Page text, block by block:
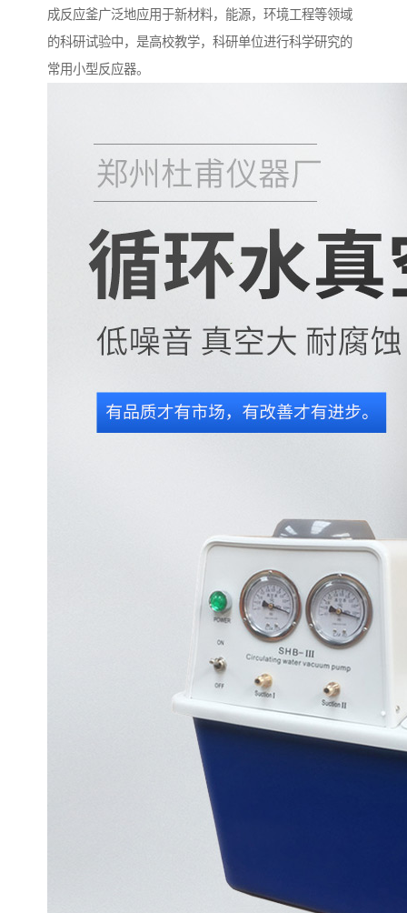
成反应釜广泛地应用于新材料，能源，环境工程等领域
的科研试验中，是高校教学，科研单位进行科学研究的
常用小型反应器。